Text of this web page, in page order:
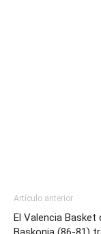
Artículo anterior
El Valencia Basket